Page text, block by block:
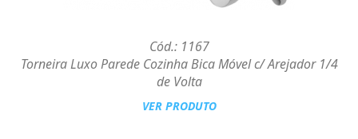
Cód.: 1167
Torneira Luxo Parede Cozinha Bica Móvel c/ Arejador 1/4
de Volta
VER PRODUTO